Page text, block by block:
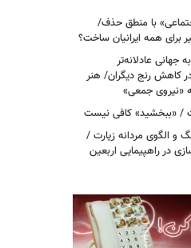
با منطق حذف/
برای همه ایرانیان ساخت؟
عادلانه‌تر
کاهش رنج دیگران/ هنر
«نیروی جمعی»
/ «ببخشید» کافی نیست
الگوی مردانه زیارت /
در راهپیمایی اربعین